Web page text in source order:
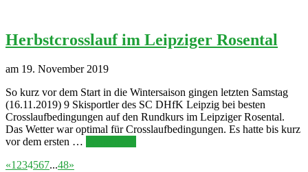
Herbstcrosslauf im Leipziger Rosental
am 19. November 2019
So kurz vor dem Start in die Wintersaison gingen letzten Samstag
(16.11.2019) 9 Skisportler des SC DHfK Leipzig bei besten
Crosslaufbedingungen auf den Rundkurs im Leipziger Rosental.
Das Wetter war optimal für Crosslaufbedingungen. Es hatte bis kurz
vor dem ersten …
«1 234567...48»